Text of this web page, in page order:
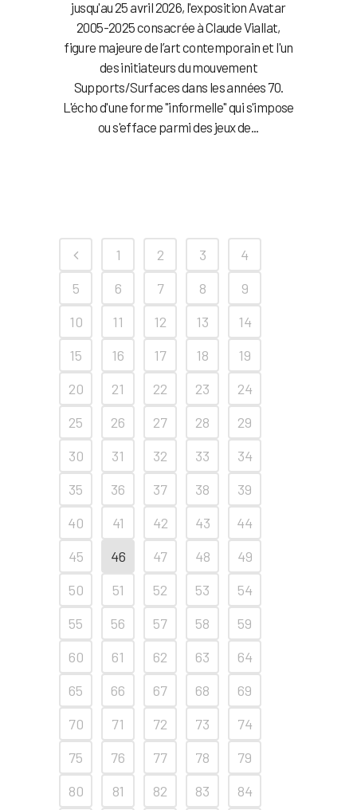
jusqu'au 25 avril 2026, l'exposition Avatar
2005-2025 consacrée à Claude Viallat,
figure majeure de l’art contemporain et l'un
des initiateurs du mouvement
Supports/Surfaces dans les années 70.
L'écho d'une forme "informelle" qui s'impose
ou s'efface parmi des jeux de...
1 2 3
4
5
6 7 8
9
10
11 12 13
14
15
16 17 18
19
20
21 22 23
24
25
26 27 28
29
30
31 32 33
34
35
36 37 38
39
40
41 42 43
44
45
46 47 48
49
50
51 52 53
54
55
56 57 58
59
60
61 62 63
64
65
66 67 68
69
70
71 72 73
74
75
76 77 78
79
80
81 82 83
84